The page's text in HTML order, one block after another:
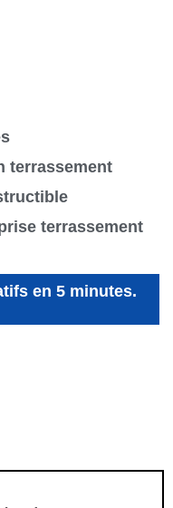
terrassement
terrassement
en 5 minutes.